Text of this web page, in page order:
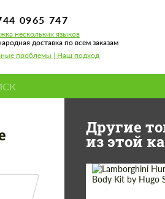
0965 747
нескольких языков
доставка по всем заказам
проблемы | Наш подход
Другие
из этой